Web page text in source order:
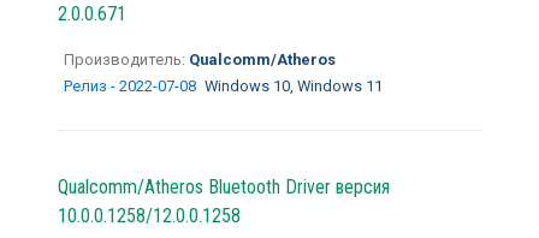
2.0.0.671
Производитель: Qualcomm/Atheros
Релиз - 2022-07-08 Windows 10, Windows 11
Qualcomm/Atheros Bluetooth Driver версия
10.0.0.1258/12.0.0.1258